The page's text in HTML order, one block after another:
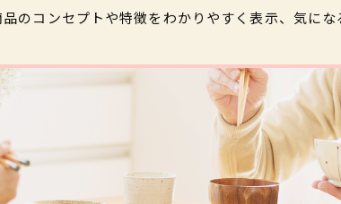
品のコンセプトや特徴をわかりやすく表示、気に